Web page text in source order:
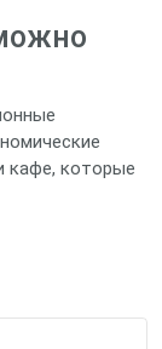
кафе, которые